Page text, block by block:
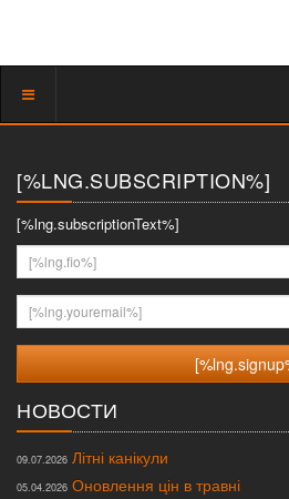
Показать
[%LNG.SUBSCRIPTION%]
[%lng.subscriptionText%]
[%lng.fio%]
[%lng.youremail%]
НОВОСТИ
09.07.2026 Літні канікули
05.04.2026 Оновлення цін в травні